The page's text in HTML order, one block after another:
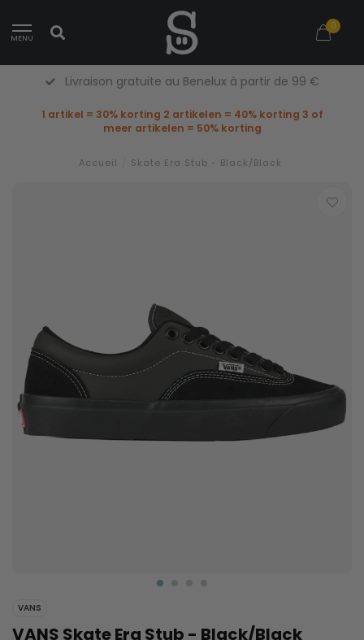
MENU
0
Livraison gratuite au Benelux à partir de 99 €
1 artikel = 30% korting 2 artikelen = 40% korting 3 of
meer artikelen = 50% korting
Accueil Skate Era Stub - Black/Black
VANS
VANS Skate Era Stub - Black/Black